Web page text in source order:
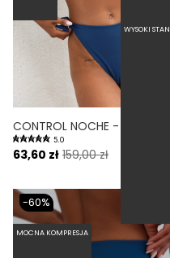
5.0
63,60 zł 159,00 zł
WYSOKI STAN
MOCNA KOMPRESJA
-60%